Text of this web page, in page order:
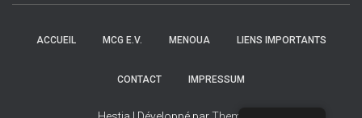
ACCUEIL MCG E.V. MENOUA LIENS IMPORTANTS
CONTACT IMPRESSUM